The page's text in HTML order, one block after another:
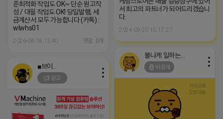
준최적화 작업도 OK~ 단순 원고작
성 / 대필 작업도 OK! 당일발행, 세
금계산서 모두 가능합니다 (카톡) :
wlwhs01
2026-04-18 13:40 댓글: 0개
서 최고의 파트너가 되어드리겠습니
다.
2024-09-20 15:17:27
불나게 일하는 네오
비공개
광고